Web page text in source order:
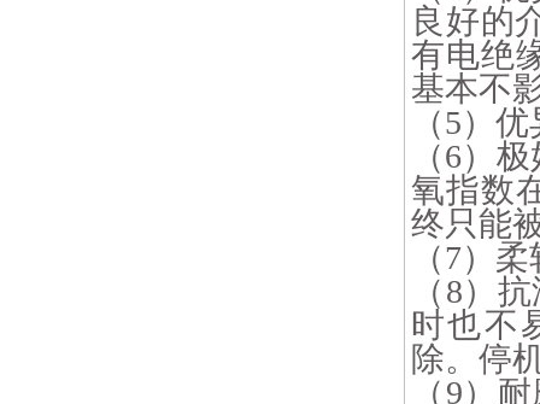
良好的
有电绝
基本不
（5）
（6）
氧指数
终只能
（7）
（8）
时也不
除。停
（9）